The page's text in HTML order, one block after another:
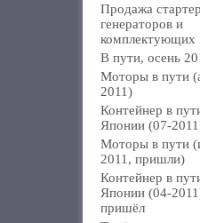
Продажа
генераторов и
комплектующих
В пути, осень
Моторы в пути
2011)
Контейнер в
Японии (07-
Моторы в пути
2011, пришли)
Контейнер в
Японии (04-
пришёл